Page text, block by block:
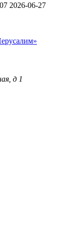
2026-06-27
д 1